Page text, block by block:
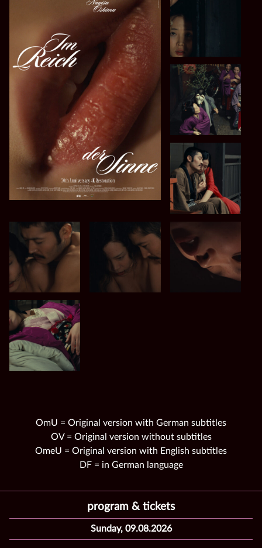
OmU = Original version with German subtitles
OV = Original version without subtitles
OmeU = Original version with English subtitles
DF = in German language
program & tickets
Sunday, 09.08.2026